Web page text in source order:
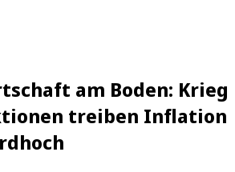
am Boden: Krieg
treiben Inflation